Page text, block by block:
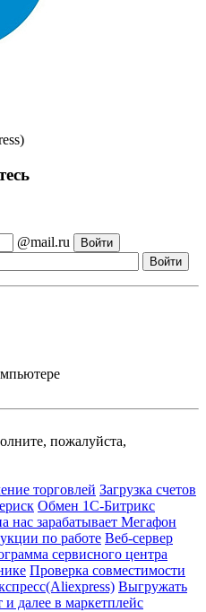
@mail.ru
пожалуйста,
торговлей Загрузка счетов
Обмен 1С-Битрикс
нас зарабатывает Мегафон
по работе Веб-сервер
сервисного центра
Проверка совместимости
Выгружать
далее в маркетплейс